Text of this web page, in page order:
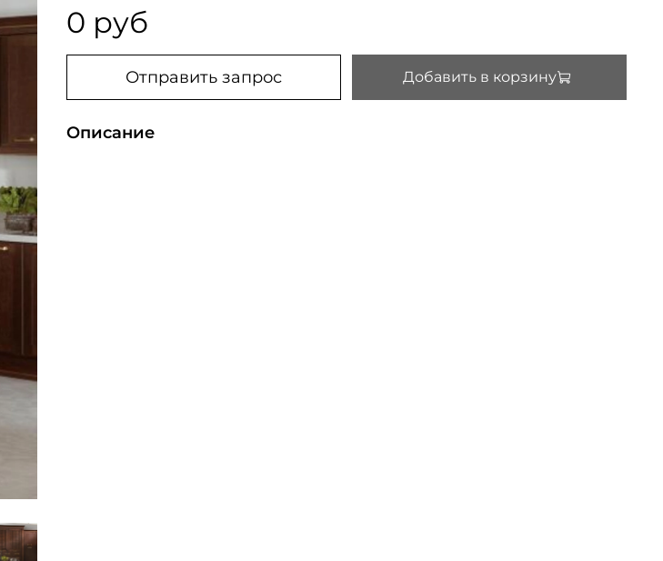
0 руб
Отправить запрос Добавить в корзину
Описание